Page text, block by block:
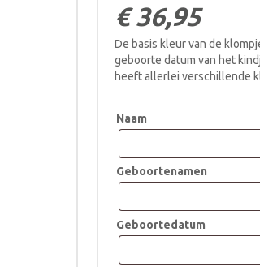
€36,95
De basis kleur van de
geboorte datum van het
heeft allerlei verschillende
Naam
Geboortenamen
Geboortedatum